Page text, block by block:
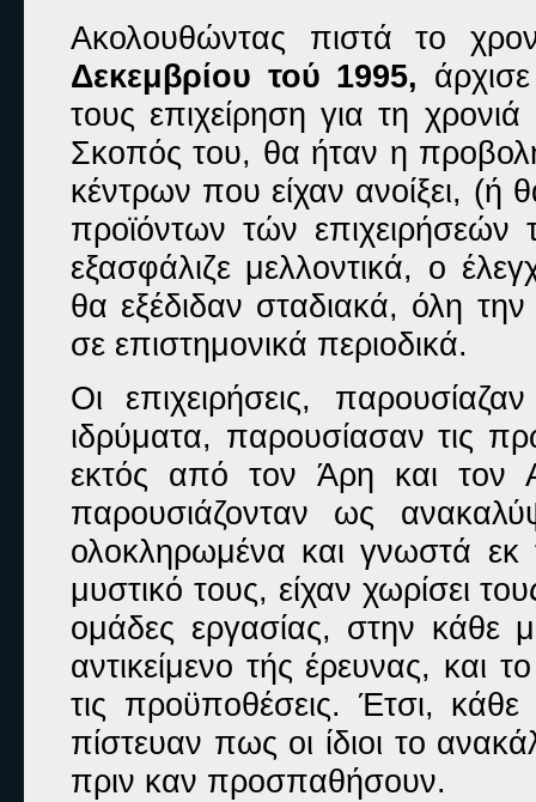
Ακολουθώντας πιστά το
Δεκεμβρίου τού 1995,
τους επιχείρηση για τη
Σκοπός του, θα ήταν η
κέντρων που είχαν ανοίξει, (ή
προϊόντων τών
εξασφάλιζε μελλοντικά, ο
θα εξέδιδαν σταδιακά, όλη
σε επιστημονικά περιοδικά.
Οι επιχειρήσεις,
ιδρύματα, παρουσίασαν τις
εκτός από τον Άρη και τον
παρουσιάζονταν ως
ολοκληρωμένα και γνωστά
μυστικό τους, είχαν χωρίσει
ομάδες εργασίας, στην κάθε
αντικείμενο τής έρευνας, και
τις προϋποθέσεις. Έτσι,
πίστευαν πως οι ίδιοι το
πριν καν προσπαθήσουν.